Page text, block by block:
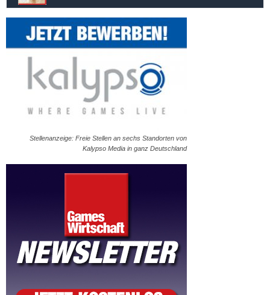
Stellenanzeige: Freie Stellen an sechs Standorten von
Kalypso Media in ganz Deutschland